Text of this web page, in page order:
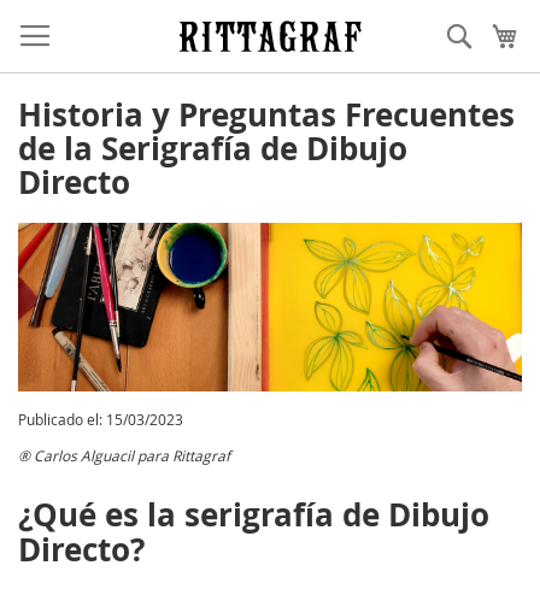
al
Buscar
Historia y Preguntas Frecuentes
de la Serigrafía de Dibujo
Directo
Publicado el: 15/03/2023
® Carlos Alguacil para Rittagraf
¿Qué es la serigrafía de Dibujo
Directo?